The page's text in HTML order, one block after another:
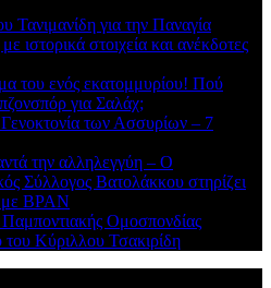
Τανιμανίδη για την Παναγία
ιστορικά στοιχεία και ανέκδοτες
του ενός εκατομμυρίου! Πού
για Σαλάχ;
των Ασσυρίων – 7
την αλληλεγγύη – Ο
Σύλλογος Βατολάκκου στηρίζει
με BPAN
Ομοσπονδίας
του Κύριλλου Τσακιρίδη